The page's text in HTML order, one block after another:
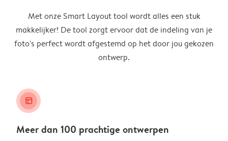
Met onze Smart Layout tool wordt alles een stuk
makkelijker! De tool zorgt ervoor dat de indeling van je
foto's perfect wordt afgestemd op het door jou gekozen
ontwerp.
layout_alt
Meer dan 100 prachtige ontwerpen